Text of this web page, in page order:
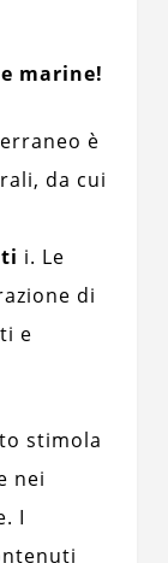
marine!
è
da cui
i. Le
di
e
stimola
nei
I